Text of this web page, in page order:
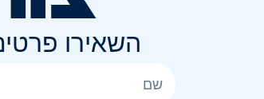
השאירו